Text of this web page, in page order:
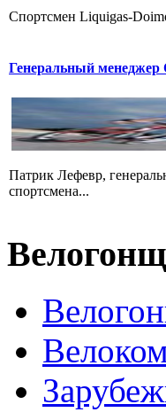
Cпортсмен Liquigas-
Генеральный менеджер
Патрик Лефевр,
спортсмена...